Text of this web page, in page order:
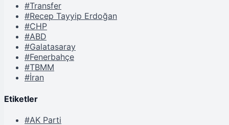
#Transfer
#Recep Tayyip Erdoğan
#CHP
#ABD
#Galatasaray
#Fenerbahçe
#TBMM
#İran
Etiketler
#AK Parti